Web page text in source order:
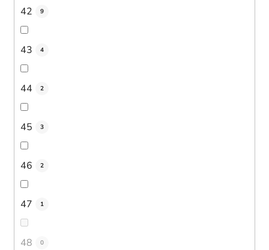
42 9
43 4
44 2
45 3
46 2
47 1
48 0